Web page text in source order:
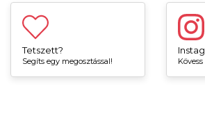
Tetszett?
Segíts egy megosztással!